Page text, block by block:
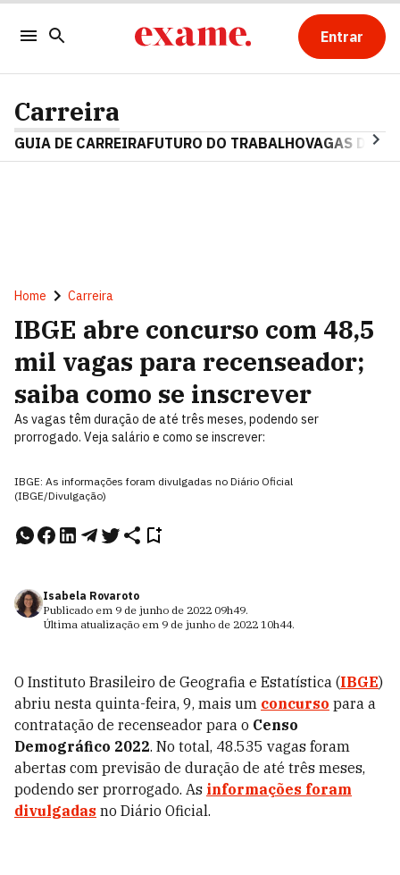
Entrar
Carreira
GUIA DE CARREIRAFUTURO DO TRABALHOVAGAS DE
Home Carreira
IBGE abre concurso com 48,5
mil vagas para recenseador;
saiba como se inscrever
As vagas têm duração de até três meses, podendo ser
prorrogado. Veja salário e como se inscrever:
IBGE: As informações foram divulgadas no Diário Oficial
(IBGE/Divulgação)
Isabela Rovaroto
Publicado em 9 de junho de 2022 09h49.
Última atualização em 9 de junho de 2022 10h44.
O Instituto Brasileiro de Geografia e Estatística (IBGE)
abriu nesta quinta-feira, 9, mais um concurso para a
contratação de recenseador para o Censo
Demográfico 2022. No total, 48.535 vagas foram
abertas com previsão de duração de até três meses,
podendo ser prorrogado. As informações foram
divulgadas no Diário Oficial.